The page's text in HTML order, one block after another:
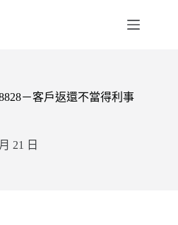
－客戶返還不當得利事
21 日